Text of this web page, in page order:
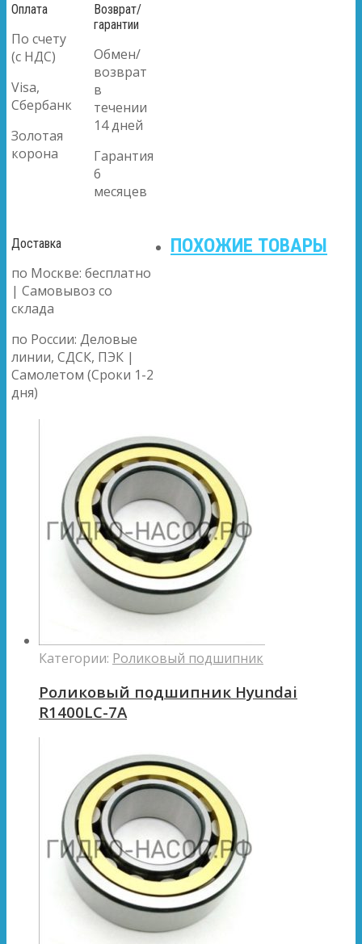
Оплата
По счету
(с НДС)
Visa,
Сбербанк
Золотая
корона
Возврат/
гарантии
Обмен/
возврат
в
течении
14 дней
Гарантия
6
месяцев
Доставка
по Москве: бесплатно
| Самовывоз со
склада
по России: Деловые
линии, СДСК, ПЭК |
Самолетом (Сроки 1-2
дня)
ПОХОЖИЕ ТОВАРЫ
Категории: Роликовый подшипник
Роликовый подшипник Hyundai
R1400LC-7A